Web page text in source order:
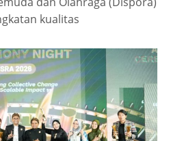
kualitas